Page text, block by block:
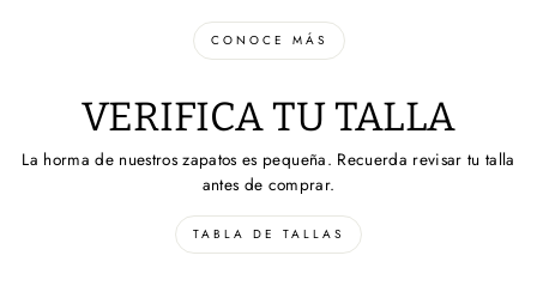
CONOCE MÁS
VERIFICA TU TALLA
La horma de nuestros zapatos es pequeña. Recuerda revisar tu talla
antes de comprar.
TABLA DE TALLAS